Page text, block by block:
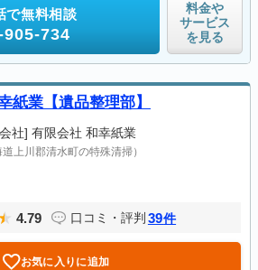
で無料相談
905-734
料金や
サービス
を見る
紙業【遺品整理部】
社] 有限会社 和幸紙業
道上川郡清水町の特殊清掃）
4.79 口コミ・評判 39件
お気に入りに追加